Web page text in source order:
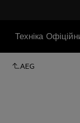
Техніка
AEG